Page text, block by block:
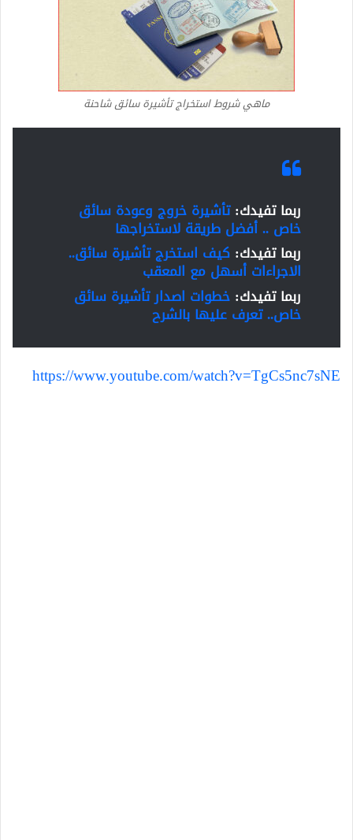
ماهي شروط استخراج تأشيرة سائق شاحنة
ربما تفيدك:تأشيرة خروج وعودة سائق
خاص .. أفضل طريقة لاستخراجها
ربما تفيدك: كيف استخرج تأشيرة سائق..
الاجراءات أسهل مع المعقب
ربما تفيدك: خطوات اصدار تأشيرة سائق
خاص.. تعرف عليها بالشرح
https://www.youtube.com/watch?v=TgCs5nc7sNE